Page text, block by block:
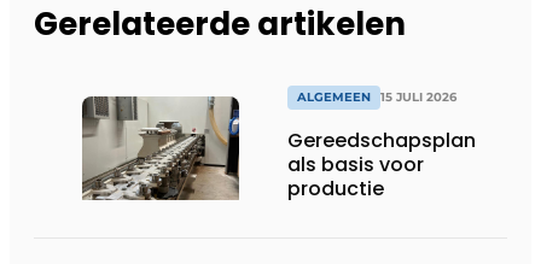
Gerelateerde artikelen
ALGEMEEN 15 JULI 2026
Gereedschapsplan
als basis voor
productie